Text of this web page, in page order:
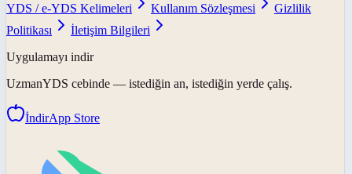
YDS / e-YDS Kelimeleri
Kullanım Sözleşmesi
Gizlilik
Politikası
İletişim Bilgileri
Uygulamayı indir
UzmanYDS cebinde — istediğin an, istediğin yerde çalış.
İndirApp Store